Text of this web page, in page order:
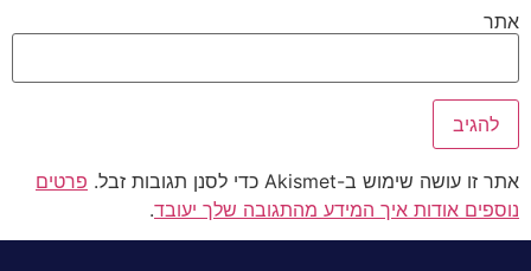
אתר
אתר זו עושה שימוש ב-Akismet כדי לסנן תגובות זבל.
פרטים
נוספים אודות איך המידע מהתגובה שלך יעובד.